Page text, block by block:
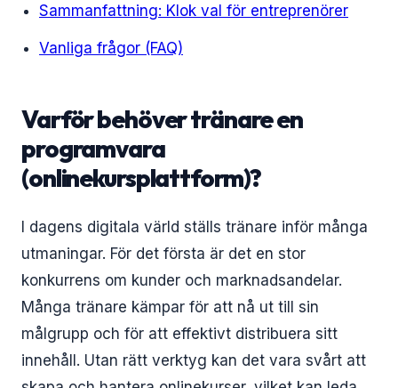
Sammanfattning: Klok val för entreprenörer
Vanliga frågor (FAQ)
Varför behöver tränare en
programvara
(onlinekursplattform)?
I dagens digitala värld ställs tränare inför många
utmaningar. För det första är det en stor
konkurrens om kunder och marknadsandelar.
Många tränare kämpar för att nå ut till sin
målgrupp och för att effektivt distribuera sitt
innehåll. Utan rätt verktyg kan det vara svårt att